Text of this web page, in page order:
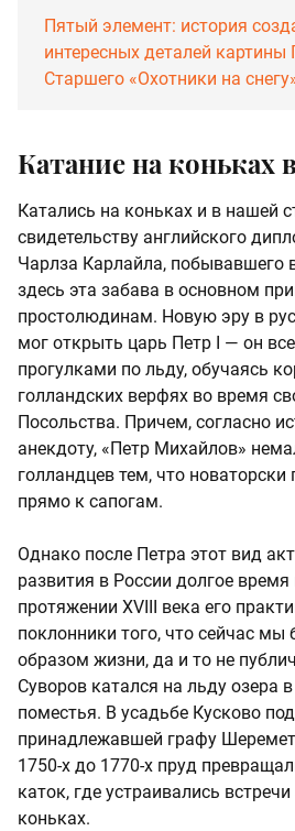
Пятый элемент: история
интересных деталей картины
Старшего «Охотники на
Катание на коньках
Катались на коньках и в нашей
свидетельству английского
Чарлза Карлайла, побывавшего
здесь эта забава в основном
простолюдинам. Новую эру в
мог открыть царь Петр I — он
прогулками по льду, обучаясь
голландских верфях во время
Посольства. Причем, согласно
анекдоту, «Петр Михайлов»
голландцев тем, что новаторски
прямо к сапогам.
Однако после Петра этот вид
развития в России долгое
протяжении XVIII века его
поклонники того, что сейчас
образом жизни, да и то не
Суворов катался на льду озера
поместья. В усадьбе Кусково
принадлежавшей графу
1750-х до 1770-х пруд
каток, где устраивались
коньках.